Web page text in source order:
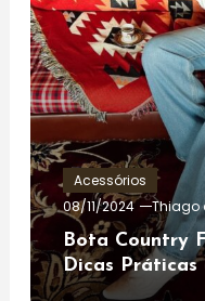
Acessórios
08/11/2024
Thiago
Bota Country
Dicas Práticas